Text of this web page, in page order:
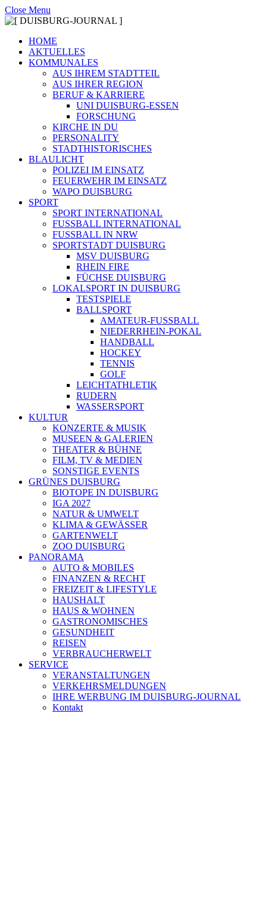
Close Menu
HOME
AKTUELLES
KOMMUNALES
AUS IHREM STADTTEIL
AUS IHRER REGION
BERUF & KARRIERE
UNI DUISBURG-ESSEN
FORSCHUNG
KIRCHE IN DU
PERSONALITY
STADTHISTORISCHES
BLAULICHT
POLIZEI IM EINSATZ
FEUERWEHR IM EINSATZ
WAPO DUISBURG
SPORT
SPORT INTERNATIONAL
FUSSBALL INTERNATIONAL
FUSSBALL IN NRW
SPORTSTADT DUISBURG
MSV DUISBURG
RHEIN FIRE
FÜCHSE DUISBURG
LOKALSPORT IN DUISBURG
TESTSPIELE
BALLSPORT
AMATEUR-FUSSBALL
NIEDERRHEIN-POKAL
HANDBALL
HOCKEY
TENNIS
GOLF
LEICHTATHLETIK
RUDERN
WASSERSPORT
KULTUR
KONZERTE & MUSIK
MUSEEN & GALERIEN
THEATER & BÜHNE
FILM, TV & MEDIEN
SONSTIGE EVENTS
GRÜNES DUISBURG
BIOTOPE IN DUISBURG
IGA 2027
NATUR & UMWELT
KLIMA & GEWÄSSER
GARTENWELT
ZOO DUISBURG
PANORAMA
AUTO & MOBILES
FINANZEN & RECHT
FREIZEIT & LIFESTYLE
HAUSHALT
HAUS & WOHNEN
GASTRONOMISCHES
GESUNDHEIT
REISEN
VERBRAUCHERWELT
SERVICE
VERANSTALTUNGEN
VERKEHRSMELDUNGEN
IHRE WERBUNG IM DUISBURG-JOURNAL
Kontakt